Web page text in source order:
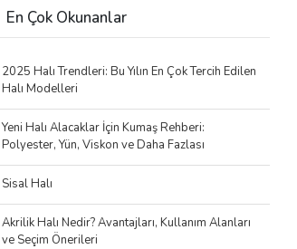
En Çok Okunanlar
2025 Halı Trendleri: Bu Yılın En Çok Tercih Edilen
Halı Modelleri
Yeni Halı Alacaklar İçin Kumaş Rehberi:
Polyester, Yün, Viskon ve Daha Fazlası
Sisal Halı
Akrilik Halı Nedir? Avantajları, Kullanım Alanları
ve Seçim Önerileri